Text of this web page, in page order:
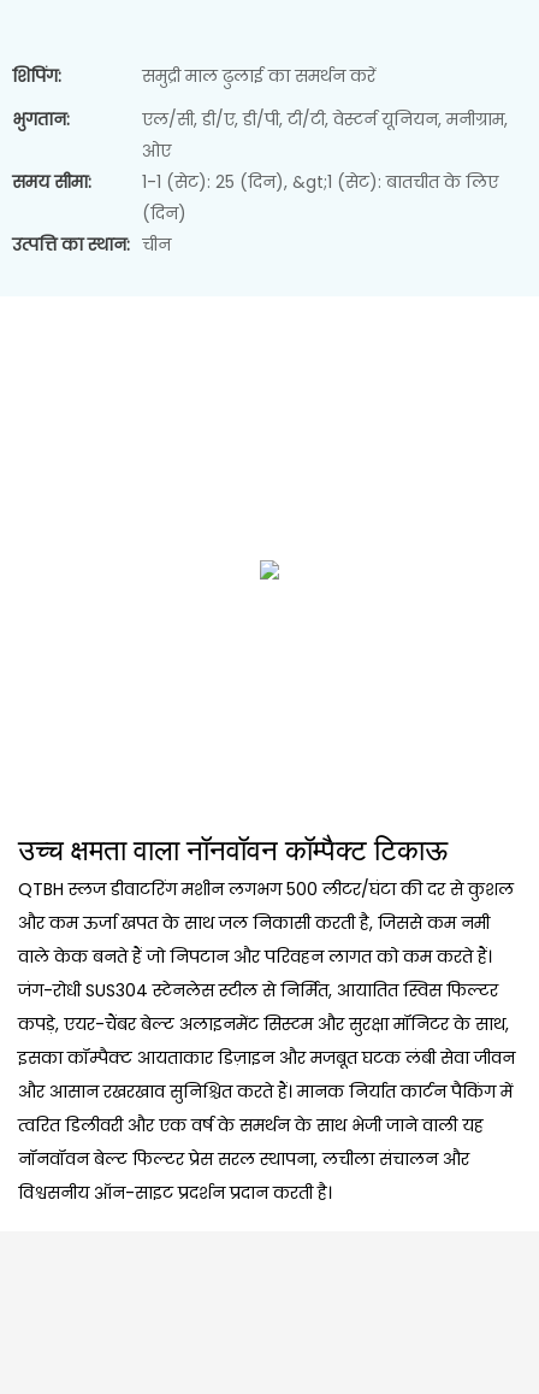
शिपिंग:
समुद्री माल ढुलाई का समर्थन करें
भुगतान:
एल/सी, डी/ए, डी/पी, टी/टी, वेस्टर्न यूनियन, मनीग्राम,
ओए
समय सीमा:
1-1 (सेट): 25 (दिन), &gt;1 (सेट): बातचीत के लिए
(दिन)
उत्पत्ति का स्थान: चीन
उच्च क्षमता वाला नॉनवॉवन कॉम्पैक्ट टिकाऊ
QTBH स्लज डीवाटरिंग मशीन लगभग 500 लीटर/घंटा की दर से कुशल
और कम ऊर्जा खपत के साथ जल निकासी करती है, जिससे कम नमी
वाले केक बनते हैं जो निपटान और परिवहन लागत को कम करते हैं।
जंग-रोधी SUS304 स्टेनलेस स्टील से निर्मित, आयातित स्विस फिल्टर
कपड़े, एयर-चैंबर बेल्ट अलाइनमेंट सिस्टम और सुरक्षा मॉनिटर के साथ,
इसका कॉम्पैक्ट आयताकार डिज़ाइन और मजबूत घटक लंबी सेवा जीवन
और आसान रखरखाव सुनिश्चित करते हैं। मानक निर्यात कार्टन पैकिंग में
त्वरित डिलीवरी और एक वर्ष के समर्थन के साथ भेजी जाने वाली यह
नॉनवॉवन बेल्ट फिल्टर प्रेस सरल स्थापना, लचीला संचालन और
विश्वसनीय ऑन-साइट प्रदर्शन प्रदान करती है।